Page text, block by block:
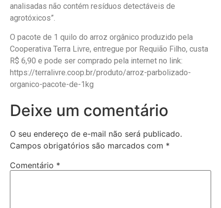
analisadas não contém resíduos detectáveis de
agrotóxicos”.
O pacote de 1 quilo do arroz orgânico produzido pela
Cooperativa Terra Livre, entregue por Requião Filho, custa
R$ 6,90 e pode ser comprado pela internet no link:
https://terralivre.coop.br/produto/arroz-parbolizado-
organico-pacote-de-1kg
Deixe um comentário
O seu endereço de e-mail não será publicado.
Campos obrigatórios são marcados com *
Comentário *